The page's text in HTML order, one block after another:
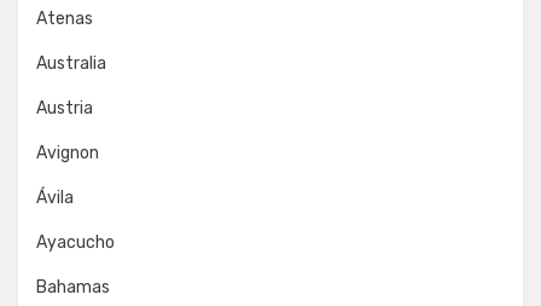
Atenas
Australia
Austria
Avignon
Ávila
Ayacucho
Bahamas